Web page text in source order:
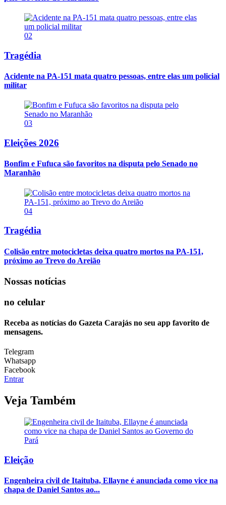
02
Tragédia
Acidente na PA-151 mata quatro pessoas, entre elas um policial
militar
03
Eleições 2026
Bonfim e Fufuca são favoritos na disputa pelo Senado no
Maranhão
04
Tragédia
Colisão entre motocicletas deixa quatro mortos na PA-151,
próximo ao Trevo do Areião
Nossas notícias
no celular
Receba as notícias do Gazeta Carajás no seu app favorito de
mensagens.
Telegram
Whatsapp
Facebook
Entrar
Veja Também
Eleição
Engenheira civil de Itaituba, Ellayne é anunciada como vice na
chapa de Daniel Santos ao...